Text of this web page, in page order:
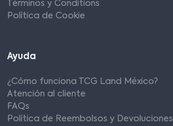
Términos y Conditions
Política de Cookie
Ayuda
¿Cómo funciona TCG Land México?
Atención al cliente
FAQs
Política de Reembolsos y Devoluciones